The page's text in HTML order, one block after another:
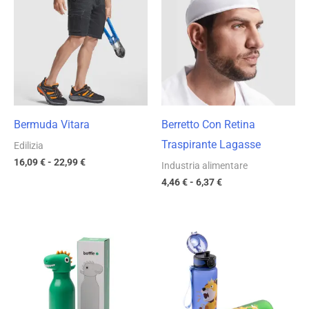
Bermuda Vitara
Edilizia
16,09€- 22,99€
da
16,09 €
a
22,99 €
Berretto Con Retina
Traspirante Lagasse
Industria alimentare
4,46€- 6,37€
da
4,46 €
a
6,37 €
di
prezzo:
da
8,88 €
a